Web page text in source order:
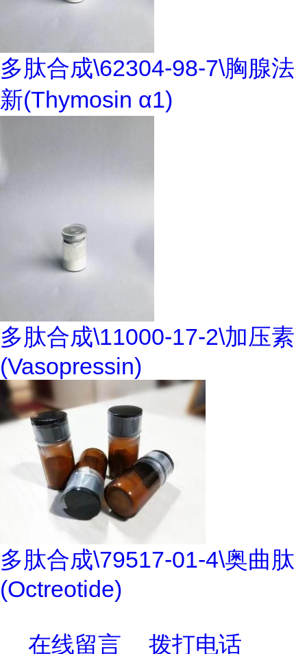
多肽合成\62304-98-7\胸腺法
新(Thymosin α1)
多肽合成\11000-17-2\加压素
(Vasopressin)
多肽合成\79517-01-4\奥曲肽
(Octreotide)
在线留言 拨打电话